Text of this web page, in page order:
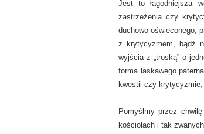
Jest to łagodniejsza
zastrzeżenia czy
duchowo-oświeconego,
z krytycyzmem, bądź
wyjścia z „troską” o
forma łaskawego
kwestii czy
Pomyślmy przez
kościołach i tak